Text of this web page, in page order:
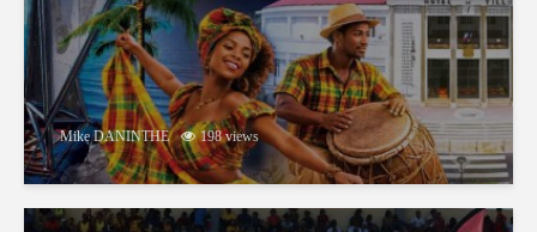
Mike DANINTHE 198 views